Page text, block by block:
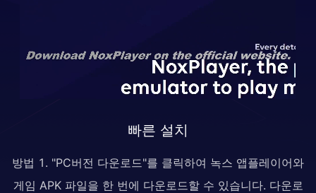
빠른 설치
방법 1. "PC버전 다운로드"를 클릭하여 녹스 앱플레이어와
게임 APK 파일을 한 번에 다운로드할 수 있습니다. 다운로